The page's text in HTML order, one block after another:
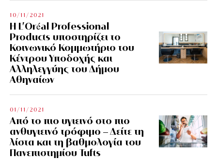
10/11/2021
Η L’Οréal Professional
Products υποστηρίζει το
Κοινωνικό Κομμωτήριο του
Κέντρου Υποδοχής και
Αλληλεγγύης του Δήμου
Αθηναίων
01/11/2021
Από το πιο υγιεινό στο πιο
ανθυγιεινό τρόφιμο – Δείτε τη
λίστα και τη βαθμολογία του
Πανεπιστημίου Tufts